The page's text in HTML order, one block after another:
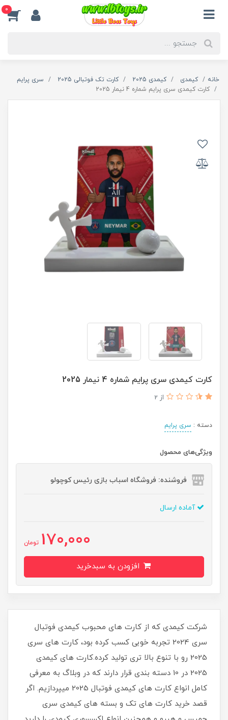
0
خانه کیمدی کیمدی 2025 کارت تک فوتبالی 2025
سری پرایم
کارت کیمدی سری پرایم شماره 4 نیمار 2025
کارت کیمدی سری پرایم شماره 4 نیمار 2025
از 2
دسته : سری پرایم
ویژگی‌های محصول
فروشنده: فروشگاه اسباب بازی رئیس کوچولو
آماده ارسال
170,000 تومان
شرکت کیمدی که از کارت های محبوب کیمدی فوتبال
سری 2024 تجربه خوبی کسب کرده بود، کارت های سری
2025 رو با تنوع بالا تری تولید کرده.کارت های کیمدی
2025 در 10 دسته بندی قرار دارند که در وبلاگ به معرفی
کامل انواع کارت های کیمدی فوتبال 2025 میپردازیم. اگر
قصد خرید کارت های تک و بسته های کیمدی سری